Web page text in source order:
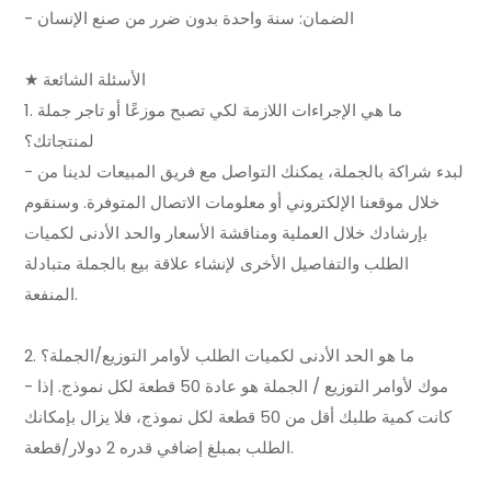
- الضمان: سنة واحدة بدون ضرر من صنع الإنسان
★ الأسئلة الشائعة
1. ما هي الإجراءات اللازمة لكي تصبح موزعًا أو تاجر جملة
لمنتجاتك؟
- لبدء شراكة بالجملة، يمكنك التواصل مع فريق المبيعات لدينا من
خلال موقعنا الإلكتروني أو معلومات الاتصال المتوفرة. وسنقوم
بإرشادك خلال العملية ومناقشة الأسعار والحد الأدنى لكميات
الطلب والتفاصيل الأخرى لإنشاء علاقة بيع بالجملة متبادلة
المنفعة.
2. ما هو الحد الأدنى لكميات الطلب لأوامر التوزيع/الجملة؟
- موك لأوامر التوزيع / الجملة هو عادة 50 قطعة لكل نموذج. إذا
كانت كمية طلبك أقل من 50 قطعة لكل نموذج، فلا يزال بإمكانك
الطلب بمبلغ إضافي قدره 2 دولار/قطعة.